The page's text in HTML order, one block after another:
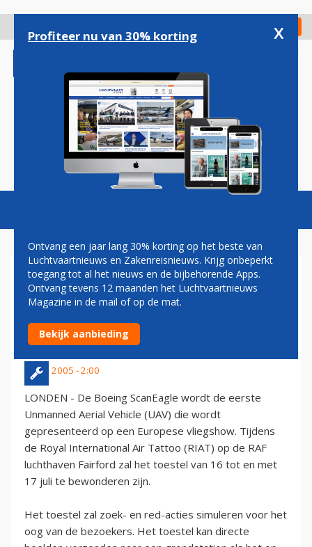
gaan
Check in
Magazine Podcasts Vacatures
BOEING SCANEAGLE
AANWEZIG OP AIR SHOW
FAIRFORD
15 juli 2005 - 2:00
LONDEN - De Boeing ScanEagle wordt de eerste
Unmanned Aerial Vehicle (UAV) die wordt
gepresenteerd op een Europese vliegshow. Tijdens
de Royal International Air Tattoo (RIAT) op de RAF
luchthaven Fairford zal het toestel van 16 tot en met
17 juli te bewonderen zijn.
Het toestel zal zoek- en red-acties simuleren voor het
oog van de bezoekers. Het toestel kan directe
Profiteer nu van 30% korting x
Ontvang een jaar lang 30% korting op het beste van
Luchtvaartnieuws en Zakenreisnieuws. Krijg onbeperkt
toegang tot al het nieuws en de bijbehorende Apps.
Ontvang tevens 12 maanden het Luchtvaartnieuws
Magazine in de mail of op de mat.
Bekijk aanbieding